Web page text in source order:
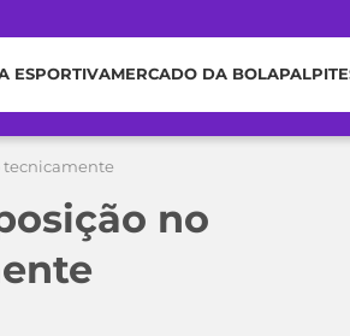
ESPORTIVAMERCADO DA BOLA
tecnicamente
no